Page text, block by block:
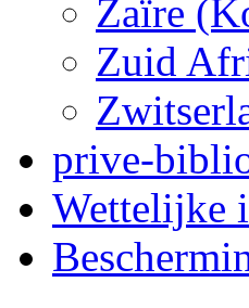
Zaïre
Zuid
prive-
Wettelijke